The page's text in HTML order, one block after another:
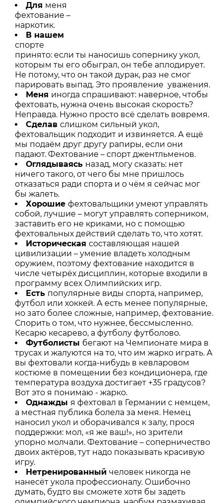
Для меня
фехтование –
наркотик.
В нашем
спорте
принято: если ты наносишь сопернику укол,
которым ты его обыграл, он тебе аплодирует.
Не потому, что он такой дурак, раз не смог
парировать выпад. Это проявление уважения.
Меня иногда спрашивают: наверное, чтобы
фехтовать, нужна очень высокая скорость?
Неправда. Нужно просто всё сделать вовремя.
Сделавслишком сильный укол,
фехтовальщик подходит и извиняется. А ещё
мы подаём друг другу рапиры, если они
падают. Фехтование – спорт джентльменов.
Оглядываясь назад, могу сказать: нет
ничего такого, от чего бы мне пришлось
отказаться ради спорта и о чём я сейчас мог
бы жалеть.
Хорошиефехтовальщики умеют управлять
собой, лучшие – могут управлять соперником,
заставить его не криками, но с помощью
фехтовальных действий сделать то, что хотят.
Историческаясоставляющая нашей
цивилизации – умение владеть холодным
оружием, поэтому фехтование находится в
числе четырёх дисциплин, которые входили в
программу всех Олимпийских игр.
Есть популярные виды спорта, например,
футбол или хоккей. А есть менее популярные,
но зато более сложные, например, фехтование.
Спорить о том, что нужнее, бессмысленно.
Кесарю кесарево, а футболу футболово.
Футболисты бегают на Чемпионате мира в
трусах и жалуются на то, что им жарко играть. А
вы фехтовали когда-нибудь в кевларовом
костюме в помещении без кондиционера, где
температура воздуха достигает +35 градусов?
Вот это я понимаю - жарко.
Однажды я фехтовал в Германии с немцем,
а местная публика болела за меня. Немец
наносил укол и оборачивался к залу, прося
поддержки: мол, «я же ваш!», но зрители
упорно молчали. Фехтование – соперничество
двоих актёров, тут надо показывать красивую
игру.
Нетренированныйчеловек никогда не
нанесёт укола профессионалу. Ошибочно
думать, будто вы сможете хотя бы задеть